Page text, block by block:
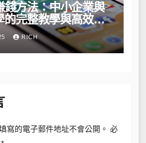
錢方法：中小企業與
的完整教學與高效策
RICH
寫的電子郵件地址不會公開。 必